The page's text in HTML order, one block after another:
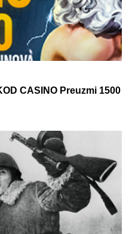
CASINO Preuzmi 1500